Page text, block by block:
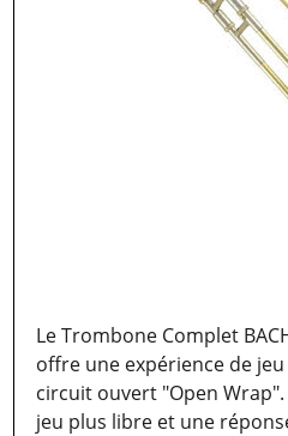
Le Trombone Complet
offre une expérience de
circuit ouvert "Open
jeu plus libre et une